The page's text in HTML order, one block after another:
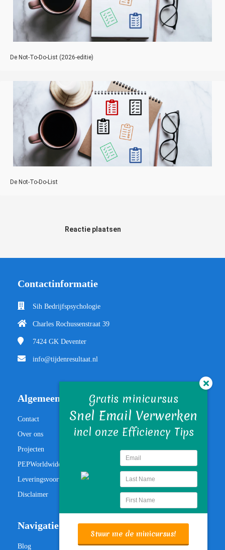
De Not‑To‑Do‑List (2026-editie)
De Not-To-Do-List
Reactie plaatsen
Contactinformatie
Sih Bedrijfspsychologie
Charles Rochussenstraat 39
7424 GK Deventer
info@tijdenresultaat.nl
Algemeen
Contact
Over ons
Projecten
PEPWorldwide
Leveringsvoorwaarden
Disclaimer
Navigatie
Blog
Gratis minicursus
Snel Email Verwerken
incl onze Efficiency Tips
Stuur me de minicursus!